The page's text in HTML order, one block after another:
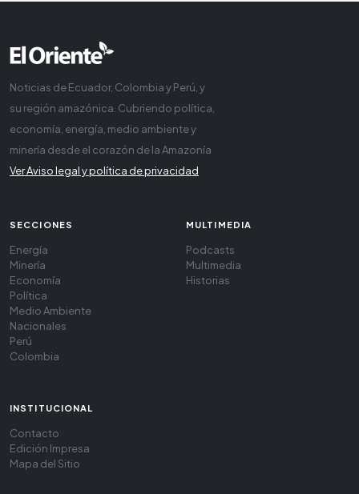
Noticias de Ecuador, Colombia y Perú, y
su región amazónica. Cubriendo política,
economía, energía, medio ambiente y
minería desde el corazón de la Amazonía
Ver Aviso legal y política de privacidad
SECCIONES
Energía
Minería
Economía
Política
Medio Ambiente
Nacionales
Perú
Colombia
MULTIMEDIA
Podcasts
Multimedia
Historias
INSTITUCIONAL
Contacto
Edición Impresa
Mapa del Sitio